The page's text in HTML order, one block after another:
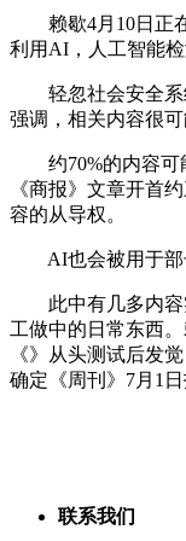
赖歇4月10日正在
利用AI，人工智能
轻忽社会安全系统
强调，相关内容很
约70%的内容可能
《商报》文章开首
容的从导权。
AI也会被用于部长
此中有几多内容实
工做中的日常东西
《》从头测试后发
确定《周刊》7月1日
联系我们